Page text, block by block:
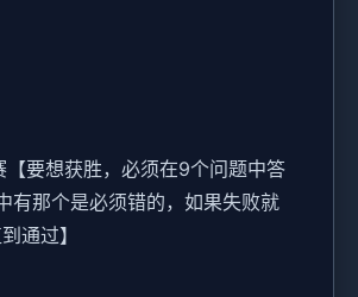
【要想获胜，必须在9个问题中答
有那个是必须错的，如果失败就
通过】